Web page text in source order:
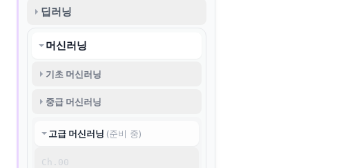
딥러닝
머신러닝
기초 머신러닝
중급 머신러닝
고급 머신러닝 (준비 중)
Ch.00